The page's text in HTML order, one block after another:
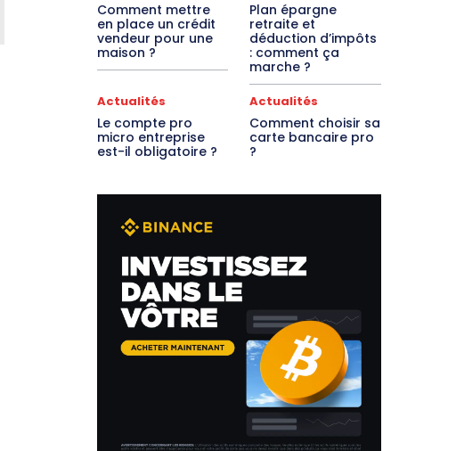
Comment mettre
en place un crédit
vendeur pour une
maison ?
Plan épargne
retraite et
déduction d’impôts
: comment ça
marche ?
Actualités
Le compte pro
micro entreprise
est-il obligatoire ?
Actualités
Comment choisir sa
carte bancaire pro
?